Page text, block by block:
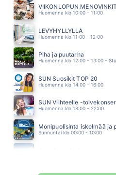
NINA KAITARANTA
10.54
LEO STILLMAN
10.49
VIIKONLOPUN
Huomenna klo 10:00 - 11:00
LEVYHYLLYLLÄ
Huomenna klo 11:00 - 12:00
Piha ja puutarha
Huomenna klo 12:00 - 13:00 -
SUN Suosikit TOP 20
Huomenna klo 14:00 - 16:00
SUN Viihteelle -
Huomenna klo 18:00 - 22:00
Monipuolisinta iskelmää ja
Sunnuntai klo 00:00 - 10:00